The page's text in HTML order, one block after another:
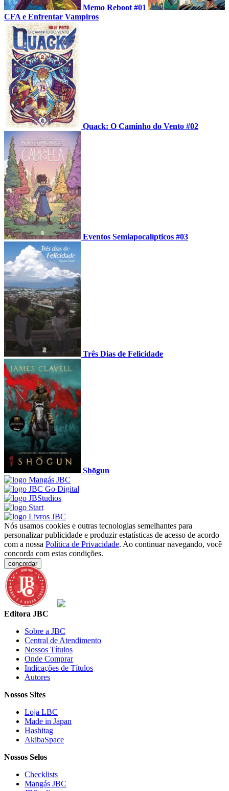
Memo Reboot #01
CFA e Enfrentar Vampiros
Quack: O Caminho do Vento #02
Eventos Semiapocalípticos #03
Três Dias de Felicidade
Shōgun
Nós usamos cookies e outras tecnologias semelhantes para
personalizar publicidade e produzir estatísticas de acesso de acordo
com a nossa Política de Privacidade. Ao continuar navegando, você
concorda com estas condições.
concordar
Editora JBC
Sobre a JBC
Central de Atendimento
Nossos Títulos
Onde Comprar
Indicações de Títulos
Autores
Nossos Sites
Loja LBC
Made in Japan
Hashitag
AkibaSpace
Nossos Selos
Checklists
Mangás JBC